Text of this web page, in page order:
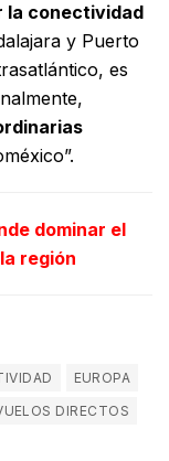
conectividad
y Puerto
es
dominar el
región
EUROPA
DIRECTOS